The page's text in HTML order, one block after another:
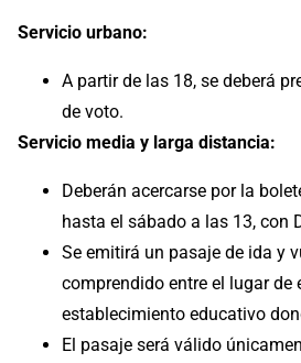
Servicio urbano:
A partir de las 18, se deberá
de voto.
Servicio media y larga distancia:
Deberán acercarse por la
hasta el sábado a las 13, con
Se emitirá un pasaje de ida y
comprendido entre el lugar de
establecimiento educativo
El pasaje será válido